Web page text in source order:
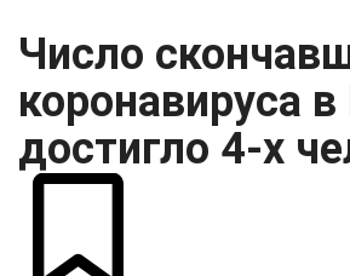
Число
коронавируса
достигло 4-х